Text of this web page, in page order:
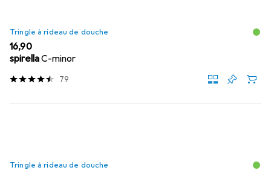
Tringle à rideau de douche
EUR
16,90
spirellaC-minor
79
Tringle à rideau de douche